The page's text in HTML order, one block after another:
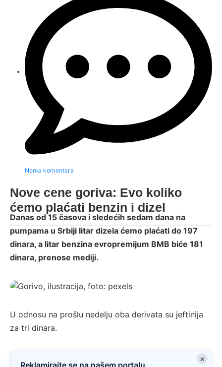
Nema komentara
Nove cene goriva: Evo koliko
ćemo plaćati benzin i dizel
Danas od 15 časova i sledećih sedam dana na
pumpama u Srbiji litar dizela ćemo plaćati do 197
dinara, a litar benzina evropremijum BMB biće 181
dinara, prenose mediji.
U odnosu na prošlu nedelju oba derivata su jeftinija
za tri dinara.
×
Reklamirajte se na našem portalu